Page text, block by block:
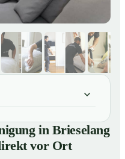
in Brieselang –
Ort
in Brieselang
vor Ort